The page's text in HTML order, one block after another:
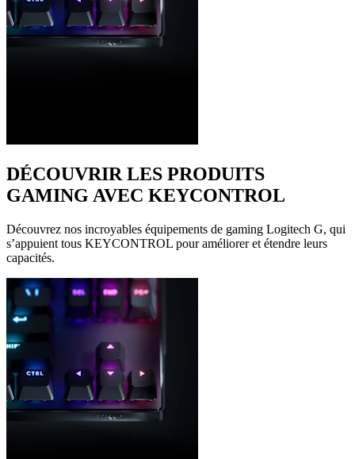
DÉCOUVRIR LES PRODUITS
GAMING AVEC KEYCONTROL
Découvrez nos incroyables équipements de gaming Logitech G, qui
s’appuient tous KEYCONTROL pour améliorer et étendre leurs
capacités.